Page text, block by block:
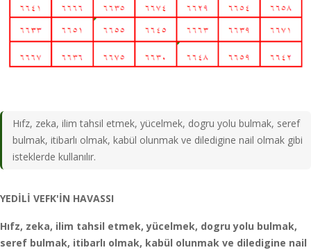
Hıfz, zeka, ilim tahsil etmek, yücelmek, dogru yolu bulmak, seref
bulmak, itibarlı olmak, kabül olunmak ve diledigine nail olmak gibi
isteklerde kullanılır.
YEDİLİ VEFK'İN HAVASSI
Hıfz, zeka, ilim tahsil etmek, yücelmek, dogru yolu bulmak,
seref bulmak, itibarlı olmak, kabül olunmak ve diledigine nail